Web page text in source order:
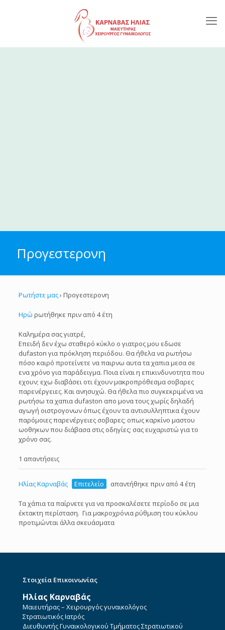
Προγεστερονη
Ρωτήστε μας› Προγεστερονη
Ηρώ ρωτήθηκε πριν από 4 έτη
Καλημέρα σας γιατρέ,
Επειδή δεν έχω σταθερό κύκλο ο γιατρος μου εδωσε
dufaston για πρόκληση περιόδου. Θα ήθελα να ρωτήσω
πόσο καιρό προτείνετε να παιρνω αυτα τα χαπια μεσα σε
ενα χρόνο για παράδειγμα. Ποια είναι η επικινδυνοτητα που
εχουν; εχω διαβάσει οτι έχουν μακροπρόθεσμα σοβαρες
παρενέργειες. Και ανησυχώ. Θα ήθελα πιο συγκεκριμένα να
ρωτήσω τα χαπια dufaston απο μονα τους χωρίς δηλαδή
αγωγή οιστρογονων όπως έχουν τα αντισυλληπτικα έχουν
παρόμοιες παρενέργειες σοβαρες; οπως καρκίνο μαστου
ωοθηκων που διάβασα στις οδηγίες; σας ευχαριστώ για το
χρόνο σας.
1 απαντήσεις
Ηλίας Καρναβάς Επιτελείο απαντήθηκε πριν από 4 έτη
Τα χάπια τα παίρνετε για να προσκαλέσετε περίοδο σε μια
έκτακτη περίσταση. Για μακροχρόνια ρύθμιση του κύκλου
προτιμώνται άλλα σκευάσματα
Στοιχεία Επικοινωνίας
Ηλίας Καρναβάς
Μαιευτήρας – Χειρουργός γυναικολόγος
Στρατιωτικός Ιατρός
Διευθυντής Γυναικολογικού Τμήματος Στρατιωτικού